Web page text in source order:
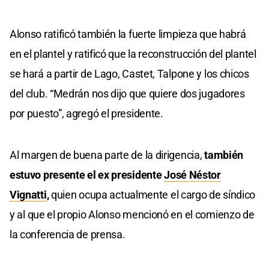
Alonso ratificó también la fuerte limpieza que habrá
en el plantel y ratificó que la reconstrucción del plantel
se hará a partir de Lago, Castet, Talpone y los chicos
del club. “Medrán nos dijo que quiere dos jugadores
por puesto”, agregó el presidente.
Al margen de buena parte de la dirigencia,también
estuvo presente el ex presidenteJosé Néstor
Vignatti,quien ocupa actualmente el cargo de síndico
y al que el propio Alonso mencionó en el comienzo de
la conferencia de prensa.